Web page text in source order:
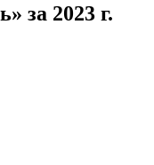
за 2023 г.